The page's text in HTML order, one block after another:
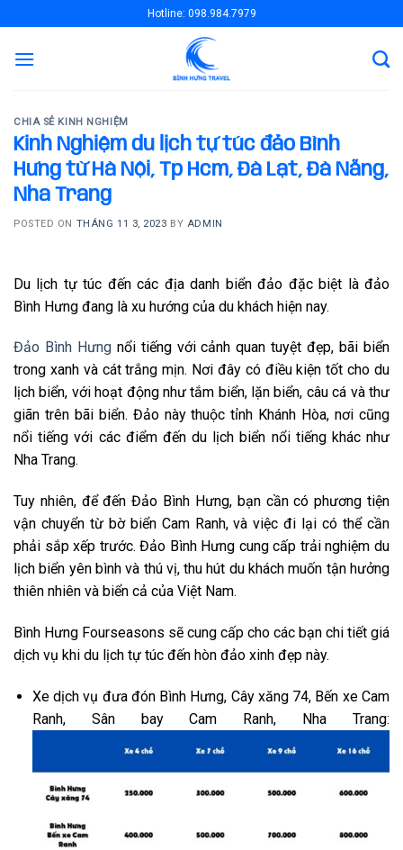
to
content
Hotline: 098.984.7979
CHIA SẺ KINH NGHIỆM
Kinh Nghiệm du lịch tự túc đảo Bình
Hưng từ Hà Nội, Tp Hcm, Đà Lạt, Đà Nẵng,
Nha Trang
POSTED ON THÁNG 11 3, 2023 BY ADMIN
Du lịch tự túc đến các địa danh biển đảo đặc biệt là đảo
Bình Hưng đang là xu hướng của du khách hiện nay.
Đảo Bình Hưngnổi tiếng với cảnh quan tuyệt đẹp, bãi biển
trong xanh và cát trắng mịn. Nơi đây có điều kiện tốt cho du
lịch biển, với hoạt động như tắm biển, lặn biển, câu cá và thư
giãn trên bãi biển. Đảo này thuộc tỉnh Khánh Hòa, nơi cũng
nổi tiếng với các điểm đến du lịch biển nổi tiếng khác như
Nha Trang.
Tuy nhiên, để đến Đảo Bình Hưng, bạn cần có phương tiện
vận chuyển từ bờ biển Cam Ranh, và việc đi lại có thể cần
phải sắp xếp trước. Đảo Bình Hưng cung cấp trải nghiệm du
lịch biển yên bình và thú vị, thu hút du khách muốn tận hưởng
thiên nhiên và biển cả của Việt Nam.
Bình Hưng Fourseasons sẽ cung cấp cho các bạn chi tiết giá
dịch vụ khi du lịch tự túc đến hòn đảo xinh đẹp này.
Xe dịch vụ đưa đón Bình Hưng, Cây xăng 74, Bến xe Cam
Ranh, Sân bay Cam Ranh, Nha Trang: